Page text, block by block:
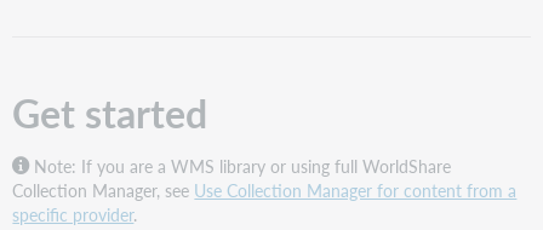
Request
Automatic
Holdings
Feed
Get started
Note: If you are a WMS library or using full WorldShare
Collection Manager, see Use Collection Manager for content from a
specific provider.